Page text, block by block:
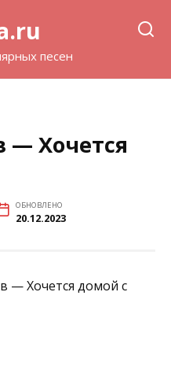
песен
— Хочется
ОБНОВЛЕНО
20.12.2023
— Хочется домой с